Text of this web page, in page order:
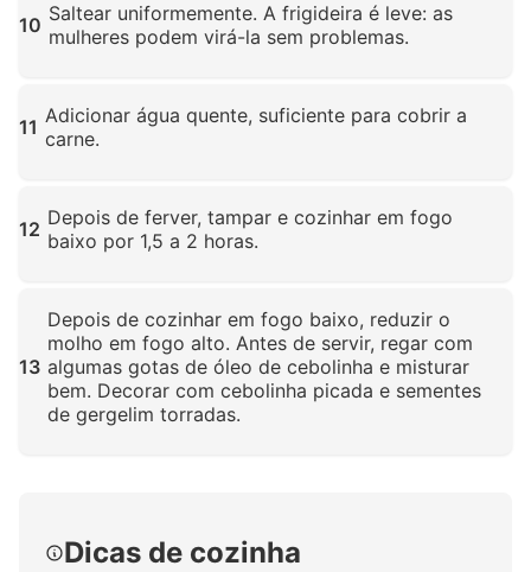
10 Saltear uniformemente. A frigideira é leve: as
mulheres podem virá-la sem problemas.
11 Adicionar água quente, suficiente para cobrir a
carne.
12 Depois de ferver, tampar e cozinhar em fogo
baixo por 1,5 a 2 horas.
13
Depois de cozinhar em fogo baixo, reduzir o
molho em fogo alto. Antes de servir, regar com
algumas gotas de óleo de cebolinha e misturar
bem. Decorar com cebolinha picada e sementes
de gergelim torradas.
Dicas de cozinha